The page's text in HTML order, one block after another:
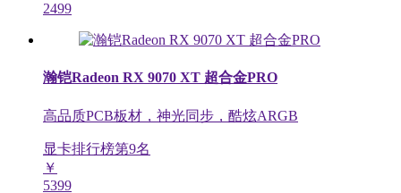
2499
瀚铠Radeon RX 9070 XT 超合金PRO
高品质PCB板材，神光同步，酷炫ARGB
显卡排行榜第9名
￥
5399